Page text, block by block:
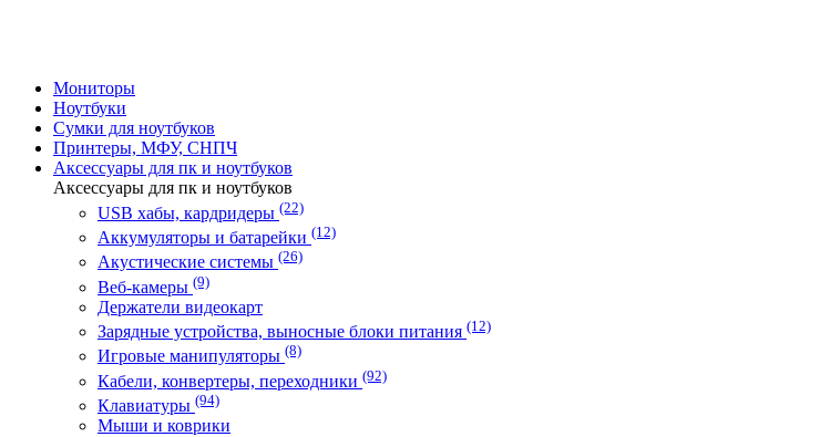
Мониторы
Ноутбуки
Сумки для ноутбуков
Принтеры, МФУ, СНПЧ
Аксессуары для пк и ноутбуков
Аксессуары для пк и ноутбуков
USB хабы, кардридеры (22)
Аккумуляторы и батарейки (12)
Акустические системы (26)
Веб-камеры (9)
Держатели видеокарт
Зарядные устройства, выносные блоки питания (12)
Игровые манипуляторы (8)
Кабели, конвертеры, переходники (92)
Клавиатуры (94)
Мыши и коврики